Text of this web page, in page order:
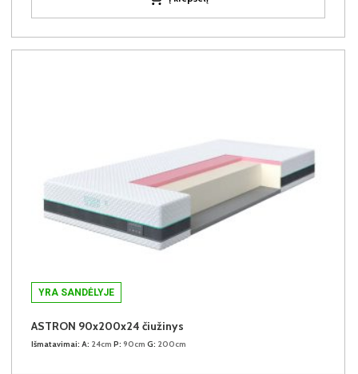
YRA SANDĖLYJE
ASTRON 90x200x24 čiužinys
Išmatavimai: A: 24cm P: 90cm G: 200cm